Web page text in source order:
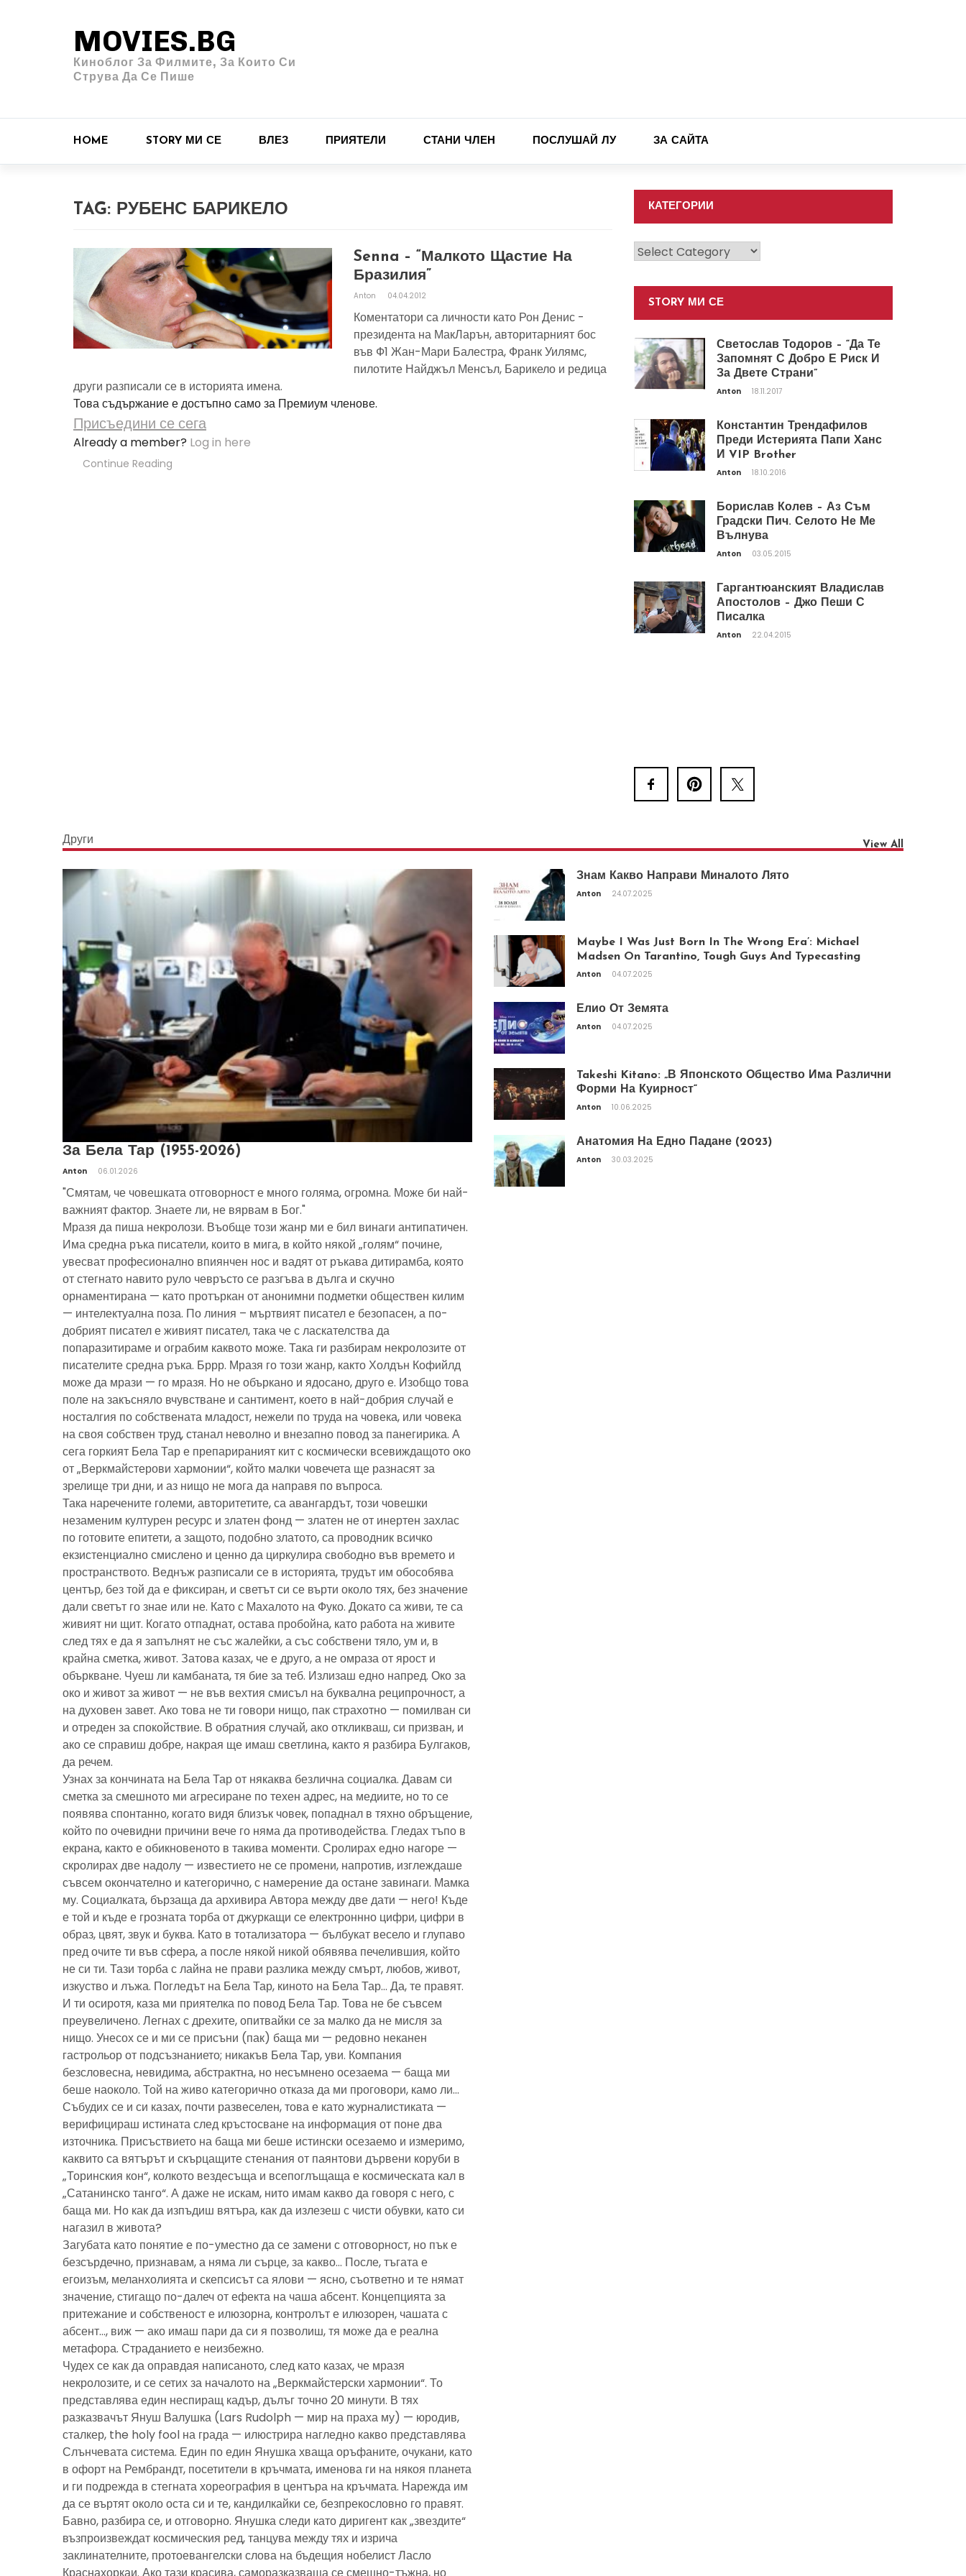
MOVIES.BG
Киноблог За Филмите, За Които Си
Струва Да Се Пише
HOME STORY МИ СЕ ВЛЕЗ ПРИЯТЕЛИ СТАНИ ЧЛЕН ПОСЛУШАЙ ЛУ ЗА САЙТА
TAG: РУБЕНС БАРИКЕЛО
Senna – “малкото Щастие На
Бразилия”
Anton 04.04.2012
Коментатори са личности като Рон Денис -
президента на МакЛарън, авторитарният бос
във Ф1 Жан-Мари Балестра, Франк Уилямс,
пилотите Найджъл Менсъл, Барикело и редица
други разписали се в историята имена.
Това съдържание е достъпно само за Премиум членове.
Присъедини се сега
Already a member? Log in here
Continue Reading
КАТЕГОРИИ
Категории
STORY МИ СЕ
Светослав Тодоров – “Да Те
Запомнят С Добро Е Риск И
За Двете Страни”
Anton 18.11.2017
Константин Трендафилов
Преди Истерията Папи Ханс
И VIP Brother
Anton 18.10.2016
Борислав Колев – Аз Съм
Градски Пич. Селото Не Ме
Вълнува
Anton 03.05.2015
Гаргантюанският Владислав
Апостолов – Джо Пеши С
Писалка
Anton 22.04.2015
Други View All
За Бела Тар (1955-2026)
Anton 06.01.2026
"Смятам, че човешката отговорност е много голяма, огромна. Може би най-
важният фактор. Знаете ли, не вярвам в Бог."
Мразя да пиша некролози. Въобще този жанр ми е бил винаги антипатичен.
Има средна ръка писатели, които в мига, в който някой „голям“ почине,
увесват професионално впиянчен нос и вадят от ръкава дитирамба, която
от стегнато навито руло чевръсто се разгъва в дълга и скучно
орнаментирана — като протъркан от анонимни подметки обществен килим
— интелектуална поза. По линия – мъртвият писател е безопасен, а по-
добрият писател е живият писател, така че с ласкателства да
попаразитираме и ограбим каквото може. Така ги разбирам некролозите от
писателите средна ръка. Бррр. Мразя го този жанр, както Холдън Кофийлд
може да мрази — го мразя. Но не объркано и ядосано, друго е. Изобщо това
поле на закъсняло вчувстване и сантимент, което в най-добрия случай е
носталгия по собствената младост, нежели по труда на човека, или човека
на своя собствен труд, станал неволно и внезапно повод за панегирика. А
сега горкият Бела Тар е препарираният кит с космически всевиждащото око
от „Веркмайстерови хармонии“, който малки човечета ще разнасят за
зрелище три дни, и аз нищо не мога да направя по въпроса.
Така наречените големи, авторитетите, са авангардът, този човешки
незаменим културен ресурс и златен фонд — златен не от инертен захлас
по готовите епитети, а защото, подобно златото, са проводник всичко
екзистенциално смислено и ценно да циркулира свободно във времето и
пространството. Веднъж разписали се в историята, трудът им обособява
център, без той да е фиксиран, и светът си се върти около тях, без значение
дали светът го знае или не. Като с Махалото на Фуко. Докато са живи, те са
живият ни щит. Когато отпаднат, остава пробойна, като работа на живите
след тях е да я запълнят не със жалейки, а със собствени тяло, ум и, в
крайна сметка, живот. Затова казах, че е друго, а не омраза от ярост и
объркване. Чуеш ли камбаната, тя бие за теб. Излизаш едно напред. Око за
око и живот за живот — не във вехтия смисъл на буквална реципрочност, а
на духовен завет. Ако това не ти говори нищо, пак страхотно — помилван си
и отреден за спокойствие. В обратния случай, ако откликваш, си призван, и
ако се справиш добре, накрая ще имаш светлина, както я разбира Булгаков,
да речем.
Узнах за кончината на Бела Тар от някаква безлична социалка. Давам си
сметка за смешното ми агресиране по техен адрес, на медиите, но то се
появява спонтанно, когато видя близък човек, попаднал в тяхно обръщение,
който по очевидни причини вече го няма да противодейства. Гледах тъпо в
екрана, както е обикновеното в такива моменти. Сролирах едно нагоре —
скролирах две надолу — известието не се промени, напротив, изглеждаше
съвсем окончателно и категорично, с намерение да остане завинаги. Мамка
му. Социалката, бързаща да архивира Автора между две дати — него! Къде
е той и къде е грозната торба от джуркащи се електроннно цифри, цифри в
образ, цвят, звук и буква. Като в тотализатора — бълбукат весело и глупаво
пред очите ти във сфера, а после някой никой обявява печелившия, който
не си ти. Тази торба с лайна не прави разлика между смърт, любов, живот,
изкуство и лъжа. Погледът на Бела Тар, киното на Бела Тар… Да, те правят.
И ти осиротя, каза ми приятелка по повод Бела Тар. Това не бе съвсем
преувеличено. Легнах с дрехите, опитвайки се за малко да не мисля за
нищо. Унесох се и ми се присъни (пак) баща ми — редовно неканен
гастрольор от подсъзнанието; никакъв Бела Тар, уви. Компания
безсловесна, невидима, абстрактна, но несъмнено осезаема — баща ми
беше наоколо. Той на живо категорично отказа да ми проговори, камо ли…
Събудих се и си казах, почти развеселен, това е като журналистиката —
верифицираш истината след кръстосване на информация от поне два
източника. Присъствието на баща ми беше истински осезаемо и измеримо,
каквито са вятърът и скърцащите стенания от паянтови дървени коруби в
„Торинския кон“, колкото вездесъща и всепоглъщаща е космическата кал в
„Сатанинско танго“. А даже не искам, нито имам какво да говоря с него, с
баща ми. Но как да изпъдиш вятъра, как да излезеш с чисти обувки, като си
нагазил в живота?
Загубата като понятие е по-уместно да се замени с отговорност, но пък е
безсърдечно, признавам, а няма ли сърце, за какво… После, тъгата е
егоизъм, меланхолията и скепсисът са ялови — ясно, съответно и те нямат
значение, стигащо по-далеч от ефекта на чаша абсент. Концепцията за
притежание и собственост е илюзорна, контролът е илюзорен, чашата с
абсент…, виж — ако имаш пари да си я позволиш, тя може да е реална
метафора. Страданието е неизбежно.
Чудех се как да оправдая написаното, след като казах, че мразя
некролозите, и се сетих за началото на „Веркмайстерски хармонии“. То
представлява един неспиращ кадър, дълъг точно 20 минути. В тях
разказвачът Януш Валушка (Lars Rudolph — мир на праха му) — юродив,
сталкер, the holy fool на града — илюстрира нагледно какво представлява
Слънчевата система. Един по един Янушка хваща оръфаните, очукани, като
в офорт на Рембрандт, посетители в кръчмата, именова ги на някоя планета
и ги подрежда в стегната хореография в центъра на кръчмата. Нарежда им
да се въртят около оста си и те, кандилкайки се, безпрекословно го правят.
Бавно, разбира се, и отговорно. Янушка следи като диригент как „звездите“
възпроизвеждат космическия ред, танцува между тях и изрича
заклинателните, протоевангелски слова на бъдещия нобелист Ласло
Знам Какво Направи Миналото Лято
Anton 24.07.2025
Maybe I Was Just Born In The Wrong Era’: Michael
Madsen On Tarantino, Tough Guys And Typecasting
Anton 04.07.2025
Елио От Земята
Anton 04.07.2025
Takeshi Kitano: „В Японското Общество Има Различни
Форми На Куирност“
Anton 10.06.2025
Анатомия На Едно Падане (2023)
Anton 30.03.2025